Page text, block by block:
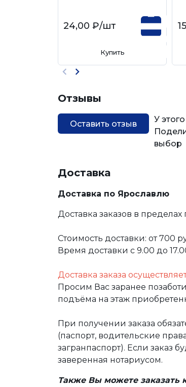
24,00 ₽/шт
Купить
Отзывы
Оставить отзыв
У
выбор
Доставка
Доставка по Ярославлю
Доставка заказов в
Стоимость доставки: от 700
Время доставки с 9.00 до
Доставка заказа
Просим Вас заранее
подъёма на этаж
При получении заказа
(паспорт, водительские
загранпаспорт). Если заказ
заверенная нотариусом.
Также Вы можете заказать